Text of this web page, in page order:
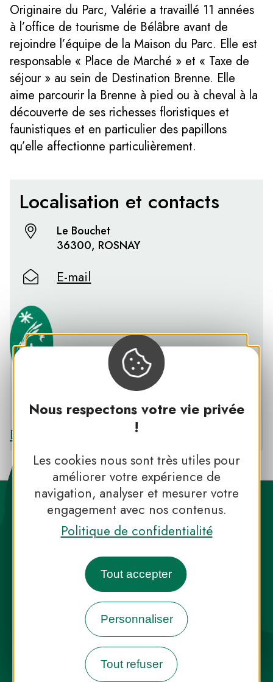
Nous respectons votre vie privée
!
Les cookies nous sont très utiles pour
améliorer votre expérience de
navigation, analyser et mesurer votre
engagement avec nos contenus.
Politique de confidentialité
Tout accepter
Personnaliser
Tout refuser
Originaire du Parc, Valérie a travaillé 11 années
à l’office de tourisme de Bélâbre avant de
rejoindre l’équipe de la Maison du Parc. Elle est
responsable « Place de Marché » et « Taxe de
séjour » au sein de Destination Brenne. Elle
aime parcourir la Brenne à pied ou à cheval à la
découverte de ses richesses floristiques et
faunistiques et en particulier des papillons
qu’elle affectionne particulièrement.
Localisation et contacts
Le Bouchet
36300, ROSNAY
E-mail
PNR DE LA BRENNE
Découvrir le PNR DE LA BRENNE
Destination Parcs, de l’inspiration en
toute saison
INFOS PRESSE
NOUS CONTACTER
NEWSLETTER